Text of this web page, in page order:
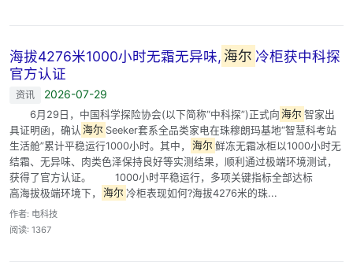
海拔4276米1000小时无霜无异味, 海尔 冷柜获中科探
官方认证
资讯 2026-07-29
6月29日，中国科学探险协会(以下简称“中科探”)正式向 海尔 智家出
具证明函，确认 海尔 Seeker套系全品类家电在珠穆朗玛基地“智慧科考站
生活舱”累计平稳运行1000小时。其中，
海尔 鲜冻无霜冰柜以1000小时无
结霜、无异味、肉类色泽保持良好等实测结果，顺利通过极端环境测试，
获得了官方认证。 1000小时平稳运行，多项关键指标全部达标
高海拔极端环境下，
海尔 冷柜表现如何?海拔4276米的珠...
作者: 电科技
阅读: 1367